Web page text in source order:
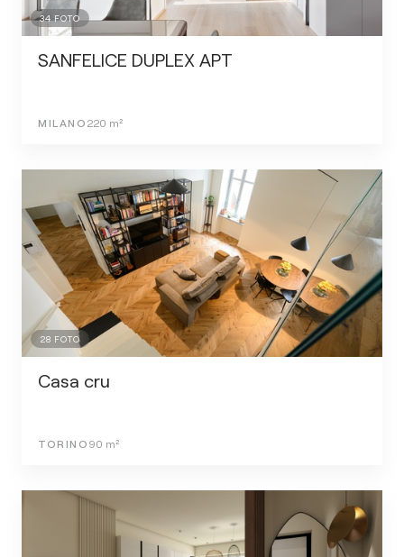
34 FOTO
SANFELICE DUPLEX APT
MILANO 220 m²
28 FOTO
Casa cru
TORINO 90 m²